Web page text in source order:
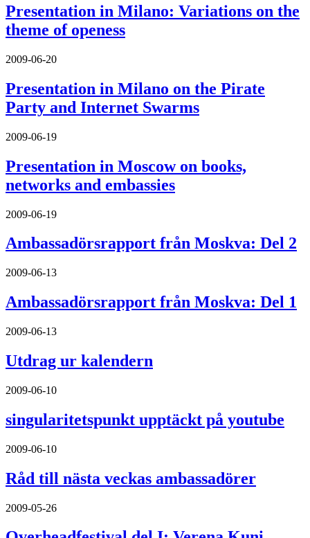
Presentation in Milano: Variations on the
theme of openess
2009-06-20
Presentation in Milano on the Pirate
Party and Internet Swarms
2009-06-19
Presentation in Moscow on books,
networks and embassies
2009-06-19
Ambassadörsrapport från Moskva: Del 2
2009-06-13
Ambassadörsrapport från Moskva: Del 1
2009-06-13
Utdrag ur kalendern
2009-06-10
singularitetspunkt upptäckt på youtube
2009-06-10
Råd till nästa veckas ambassadörer
2009-05-26